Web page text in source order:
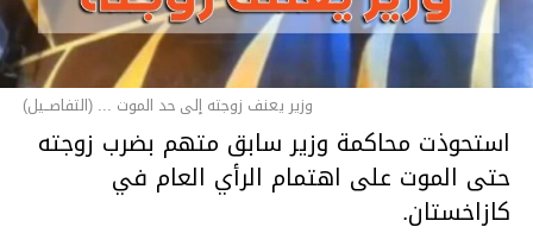
وزير يعنف زوجته إلى حد الموت ... (التفاصــيل)
استحوذت محاكمة وزير سابق متهم بضرب زوجته
حتى الموت على اهتمام الرأي العام في
كازاخستان.